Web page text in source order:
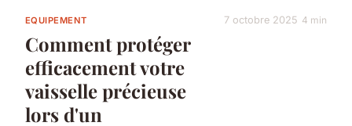
EQUIPEMENT
Comment protéger
efficacement votre
vaisselle précieuse
lors d'un
7 octobre 2025 4 min